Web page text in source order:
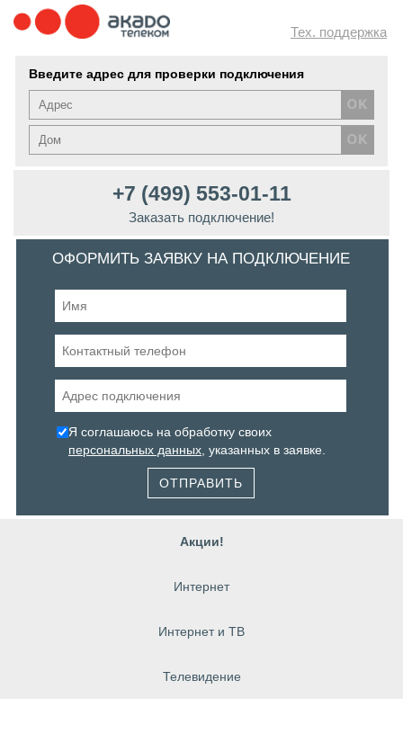
Тех. поддержка
Введите адрес для проверки подключения
+7 (499) 553-01-11
Заказать подключение!
ОФОРМИТЬ ЗАЯВКУ НА ПОДКЛЮЧЕНИЕ
Я соглашаюсь на обработку своих
персональных данных , указанных в заявке.
ОТПРАВИТЬ
Акции!
Интернет
Интернет и ТВ
Телевидение